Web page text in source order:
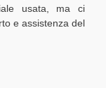
usata, ma ci
e assistenza del